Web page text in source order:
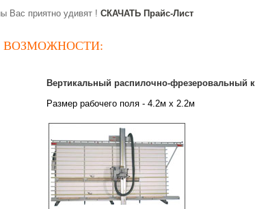
Вас приятно удивят ! СКАЧАТЬ Прайс-Лист
Вертикальный распилочно-фрезеровальный
Размер рабочего поля - 4.2м х 2.2м